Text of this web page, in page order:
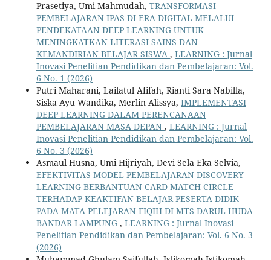
Prasetiya, Umi Mahmudah, TRANSFORMASI
PEMBELAJARAN IPAS DI ERA DIGITAL MELALUI
PENDEKATAAN DEEP LEARNING UNTUK
MENINGKATKAN LITERASI SAINS DAN
KEMANDIRIAN BELAJAR SISWA , LEARNING : Jurnal
Inovasi Penelitian Pendidikan dan Pembelajaran: Vol.
6 No. 1 (2026)
Putri Maharani, Lailatul Afifah, Rianti Sara Nabilla,
Siska Ayu Wandika, Merlin Alissya, IMPLEMENTASI
DEEP LEARNING DALAM PERENCANAAN
PEMBELAJARAN MASA DEPAN , LEARNING : Jurnal
Inovasi Penelitian Pendidikan dan Pembelajaran: Vol.
6 No. 3 (2026)
Asmaul Husna, Umi Hijriyah, Devi Sela Eka Selvia,
EFEKTIVITAS MODEL PEMBELAJARAN DISCOVERY
LEARNING BERBANTUAN CARD MATCH CIRCLE
TERHADAP KEAKTIFAN BELAJAR PESERTA DIDIK
PADA MATA PELEJARAN FIQIH DI MTS DARUL HUDA
BANDAR LAMPUNG , LEARNING : Jurnal Inovasi
Penelitian Pendidikan dan Pembelajaran: Vol. 6 No. 3
(2026)